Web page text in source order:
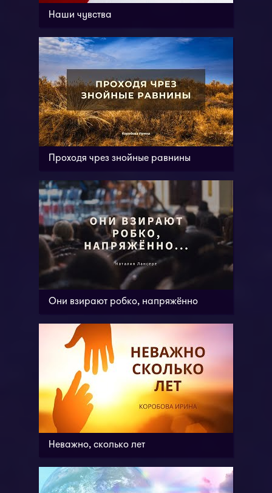
Наши чувства
Проходя чрез знойные равнины
Они взирают робко, напряжённо
Неважно, сколько лет